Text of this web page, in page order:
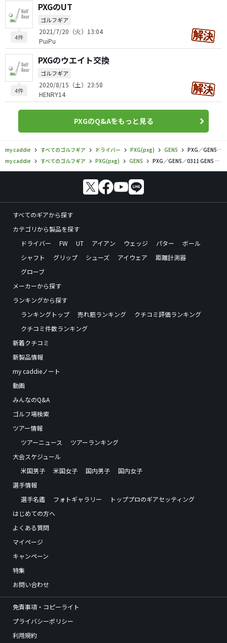
4件
PXGのUT
ゴルフギア
2021/7/20（火）13:04
PuiPu
4件
PXGのウエイト交換
ゴルフギア
2020/8/15（土）23:58
HENRY14
PXGのQ&Aをもっと見る
my caddie すべてのゴルフギア ドライバー PXG(pxg) GEN5
PXG／GEN5／0311 GEN5 ドライバーの口コミ評価
my caddie
すべてのゴルフギア PXG(pxg) GEN5 PXG／GEN5／0311 GEN5 ドライバーの口コミ評価
すべてのギアから探す
カテゴリから製品を探す
ドライバー
FW UT アイアン ウェッジ パター
ボール
シャフト
グリップ シューズ アイウェア
距離計測器
グローブ
メーカーから探す
ランキングから探す
ランキングトップ
売れ筋ランキング
クチコミ評価ランキング
クチコミ件数ランキング
新着クチコミ
新製品情報
my caddieノート
動画
みんなのQ&A
ゴルフ場検索
ツアー情報
ツアーニュース
ツアーランキング
大会スケジュール
米国男子
米国女子 国内男子
国内女子
選手情報
選手名鑑
フォトギャラリー
トッププロのギアセッティング
はじめての方へ
よくある質問
マイページ
キャンペーン
特集
お問い合わせ
免責事項・コピーライト
プライバシーポリシー
利用規約